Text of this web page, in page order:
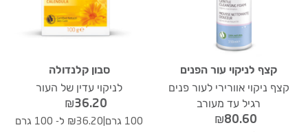
קצף לניקוי עור הפנים
קצף ניקוי אוורירי לעור פנים
רגיל עד מעורב
₪80.60
סבון קלנדולה
לניקוי עדין של העור
₪36.20
100 גרם ₪36.20 ל- 100 גרם